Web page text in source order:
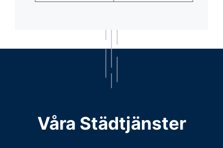
Våra Städtjänster